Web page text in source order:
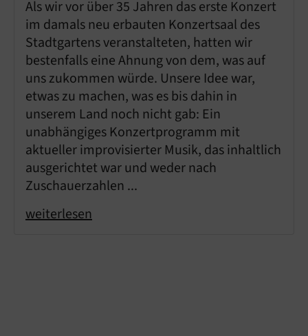
Als wir vor über 35 Jahren das erste Konzert
im damals neu erbauten Konzertsaal des
Stadtgartens veranstalteten, hatten wir
bestenfalls eine Ahnung von dem, was auf
uns zukommen würde. Unsere Idee war,
etwas zu machen, was es bis dahin in
unserem Land noch nicht gab: Ein
unabhängiges Konzertprogramm mit
aktueller improvisierter Musik, das inhaltlich
ausgerichtet war und weder nach
Zuschauerzahlen ...
weiterlesen